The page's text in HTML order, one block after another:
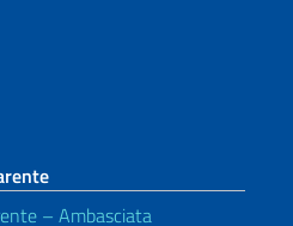
– Ambasciata